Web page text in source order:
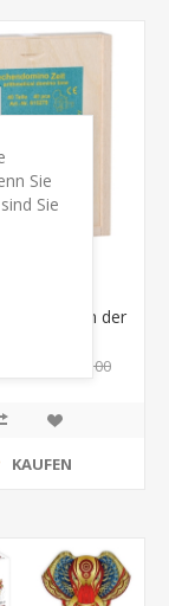
Zeit in der
CHF 38.00
KAUFEN
Sie
Sie